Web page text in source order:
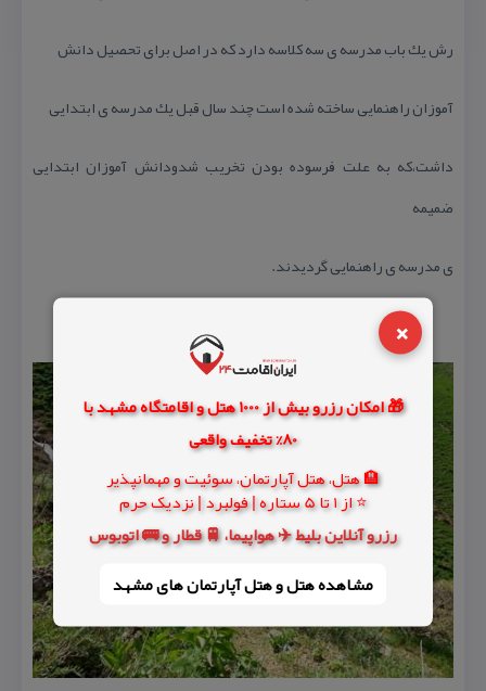
×
🎁 امکان رزرو بیش از 1000 هتل و اقامتگاه مشهد با
80% تخفیف واقعی
🏨 هتل، هتل آپارتمان، سوئیت و مهمانپذیر
⭐ از 1 تا 5 ستاره | فولبرد | نزدیک حرم
رزرو آنلاین بلیط ✈️ هواپیما، 🚆 قطار و 🚌 اتوبوس
مشاهده هتل و هتل‌ آپارتمان های مشهد
رش یك باب مدرسه ی سه كلاسه دارد كه در اصل برای تحصیل دانش
آموزان راهنمایی ساخته شده است چند سال قبل یك مدرسه ی ابتدایی
داشت،كه به علت فرسوده بودن تخریب شدودانش آموزان ابتدایی
ضمیمه
ی مدرسه ی راهنمایی گردیدند.